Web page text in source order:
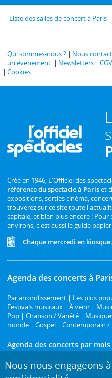
Liste des salles de concert à Paris
Qui sommes-nous ? Nous
un événement
Newsletters CGV
Cookies
Créé en 1946, L'Officiel des
référence du spectacle à Pariset
expositions, sorties cinéma,
trouverez sur ce site toute
capitale, et bien plus encore ! Pour
environs, c'est aussi le guide
Chaque mercredi en kiosque.
Agenda des concerts à
Par arrondissement | Les plus
Festivals musicaux | À venir |
Pop | Chanson / Variété |
monde | Gospel | Contemporain /
Agenda des concerts par mois
Août 2026| Septembre 2026|
Décembre 2026
| Janvier 2027
Nous nous engageons